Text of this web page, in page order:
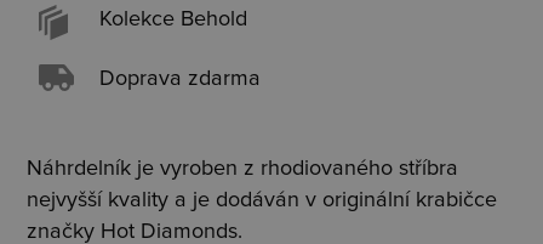
Kolekce Behold
Doprava zdarma
Náhrdelník je vyroben z rhodiovaného stříbra
nejvyšší kvality a je dodáván v originální krabičce
značky Hot Diamonds.